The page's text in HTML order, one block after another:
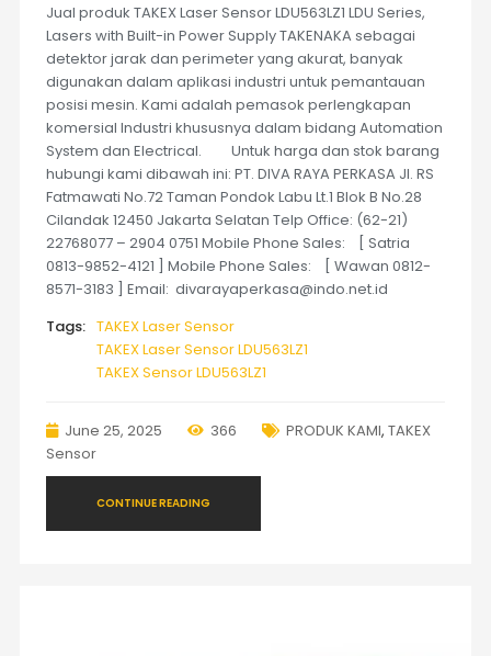
Jual produk TAKEX Laser Sensor LDU563LZ1 LDU Series,
Lasers with Built-in Power Supply TAKENAKA sebagai
detektor jarak dan perimeter yang akurat, banyak
digunakan dalam aplikasi industri untuk pemantauan
posisi mesin. Kami adalah pemasok perlengkapan
komersial Industri khususnya dalam bidang Automation
System dan Electrical. Untuk harga dan stok barang
hubungi kami dibawah ini: PT. DIVA RAYA PERKASA Jl. RS
Fatmawati No.72 Taman Pondok Labu Lt.1 Blok B No.28
Cilandak 12450 Jakarta Selatan Telp Office: (62-21)
22768077 – 2904 0751 Mobile Phone Sales: [ Satria
0813-9852-4121 ] Mobile Phone Sales: [ Wawan 0812-
8571-3183 ] Email: divarayaperkasa@indo.net.id
Tags: TAKEX Laser Sensor
TAKEX Laser Sensor LDU563LZ1
TAKEX Sensor LDU563LZ1
June 25, 2025 366 PRODUK KAMI, TAKEX
Sensor
CONTINUE READING